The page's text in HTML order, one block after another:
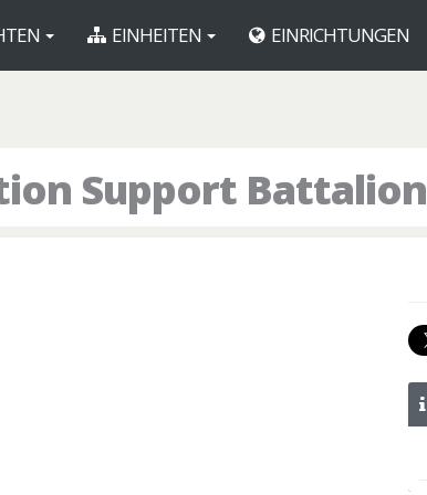
EINHEITEN EINRICHTUNGEN
Support Battalion